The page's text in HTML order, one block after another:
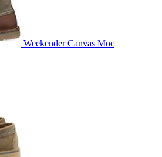
Weekender Canvas Moc